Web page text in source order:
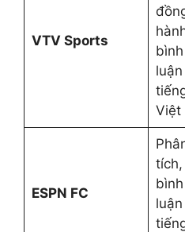
VTV Sports
bình
luận
Việt
ESPN FC
tích,
bình
luận